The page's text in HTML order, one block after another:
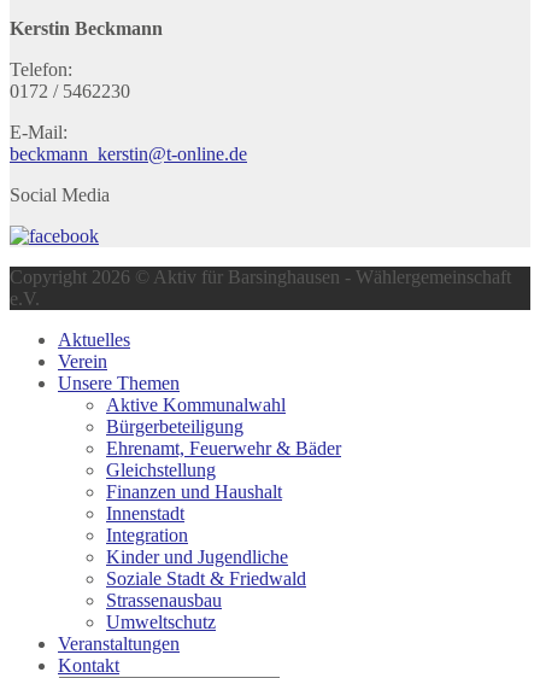
Kerstin Beckmann
Telefon:
0172 / 5462230
E-Mail:
beckmann_kerstin@t-online.de
Social Media
Copyright 2026 © Aktiv für Barsinghausen - Wählergemeinschaft
e.V.
Aktuelles
Verein
Unsere Themen
Aktive Kommunalwahl
Bürgerbeteiligung
Ehrenamt, Feuerwehr & Bäder
Gleichstellung
Finanzen und Haushalt
Innenstadt
Integration
Kinder und Jugendliche
Soziale Stadt & Friedwald
Strassenausbau
Umweltschutz
Veranstaltungen
Kontakt